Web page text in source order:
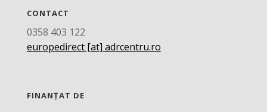
CONTACT
0358 403 122
europedirect [at] adrcentru.ro
FINANȚAT DE